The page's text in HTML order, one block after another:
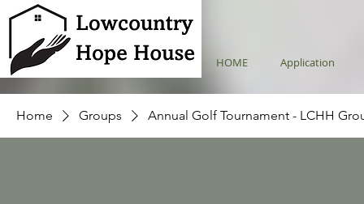
HOME Application
Home Groups Annual Golf Tournament - LCHH